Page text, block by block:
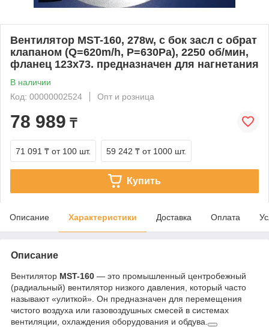
Вентилятор MST-160, 278w, c бок засл с обрат
клапаном (Q=620m/h, P=630Pa), 2250 об/мин,
фланец 123х73. предназначен для нагнетания
В наличии
Код: 00000002524
Опт и розница
78 989 ₸
71 091 ₸ от 100 шт. 59 242 ₸ от 1000 шт.
Купить
Описание Характеристики Доставка Оплата
Описание
Вентилятор MST-160 — это промышленный центробежный
(радиальный) вентилятор низкого давления, который часто
называют «улиткой». Он предназначен для перемещения
чистого воздуха или газовоздушных смесей в системах
вентиляции, охлаждения оборудования и обдува.